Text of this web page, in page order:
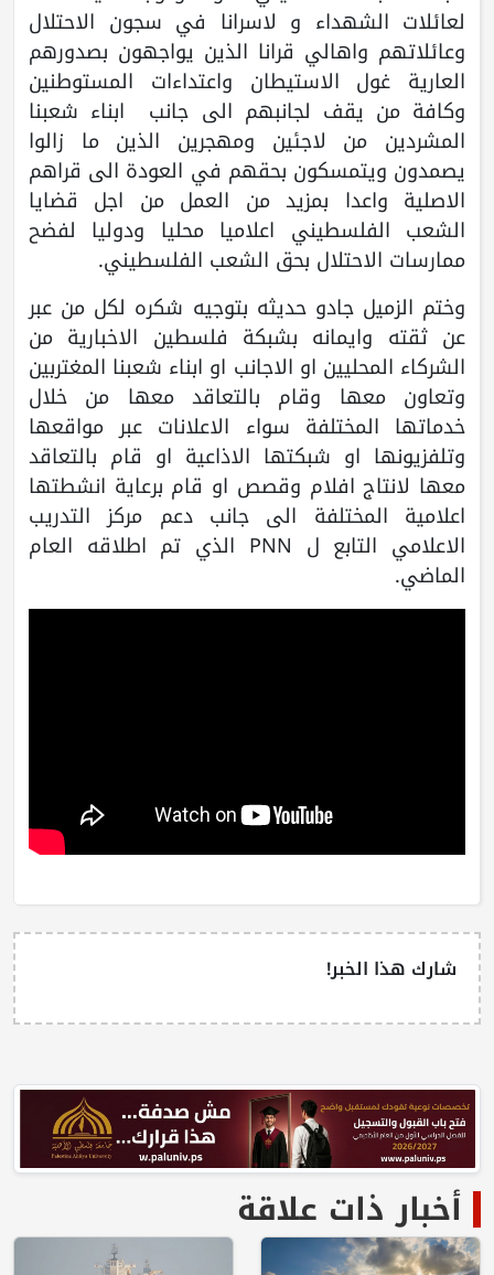
لعائلات الشهداء و لاسرانا في سجون الاحتلال
وعائلاتهم واهالي قرانا الذين يواجهون بصدورهم
العارية غول الاستيطان واعتداءات المستوطنين
وكافة من يقف لجانبهم الى جانب ابناء شعبنا
المشردين من لاجئين ومهجرين الذين ما زالوا
يصمدون ويتمسكون بحقهم في العودة الى قراهم
الاصلية واعدا بمزيد من العمل من اجل قضايا
الشعب الفلسطيني اعلاميا محليا ودوليا لفضح
ممارسات الاحتلال بحق الشعب الفلسطيني.
وختم الزميل جادو حديثه بتوجيه شكره لكل من عبر
عن ثقته وايمانه بشبكة فلسطين الاخبارية من
الشركاء المحليين او الاجانب او ابناء شعبنا المغتربين
وتعاون معها وقام بالتعاقد معها من خلال
خدماتها المختلفة سواء الاعلانات عبر مواقعها
وتلفزيونها او شبكتها الاذاعية او قام بالتعاقد
معها لانتاج افلام وقصص او قام برعاية انشطتها
اعلامية المختلفة الى جانب دعم مركز التدريب
الاعلامي التابع ل PNN الذي تم اطلاقه العام
الماضي.
شارك هذا الخبر!
أخبار ذات علاقة